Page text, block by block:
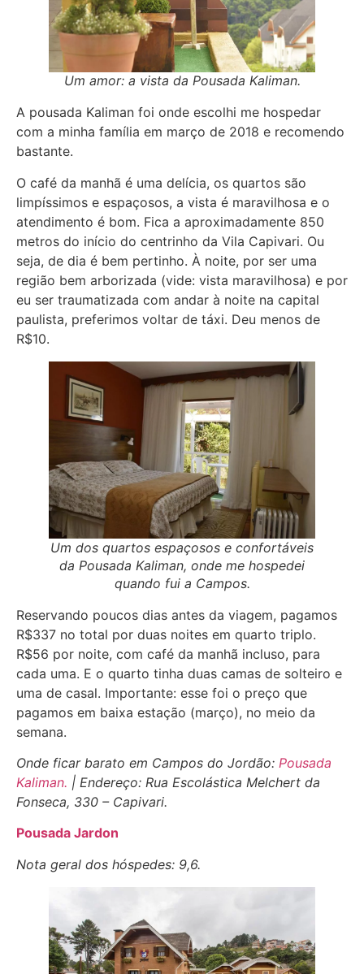
Um amor: a vista da Pousada Kaliman.
A pousada Kaliman foi onde escolhi me hospedar
com a minha família em março de 2018 e recomendo
bastante.
O café da manhã é uma delícia, os quartos são
limpíssimos e espaçosos, a vista é maravilhosa e o
atendimento é bom. Fica a aproximadamente 850
metros do início do centrinho da Vila Capivari. Ou
seja, de dia é bem pertinho. À noite, por ser uma
região bem arborizada (vide: vista maravilhosa) e por
eu ser traumatizada com andar à noite na capital
paulista, preferimos voltar de táxi. Deu menos de
R$10.
Um dos quartos espaçosos e confortáveis
da Pousada Kaliman, onde me hospedei
quando fui a Campos.
Reservando poucos dias antes da viagem, pagamos
R$337 no total por duas noites em quarto triplo.
R$56 por noite, com café da manhã incluso, para
cada uma. E o quarto tinha duas camas de solteiro e
uma de casal. Importante: esse foi o preço que
pagamos em baixa estação (março), no meio da
semana.
Onde ficar barato em Campos do Jordão: Pousada
Kaliman. | Endereço: Rua Escolástica Melchert da
Fonseca, 330 – Capivari.
Pousada Jardon
Nota geral dos hóspedes: 9,6.